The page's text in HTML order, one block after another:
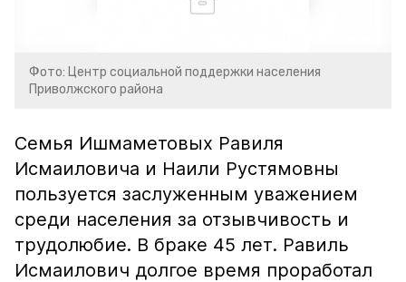
Фото: Центр социальной поддержки населения
Приволжского района
Семья Ишмаметовых Равиля
Исмаиловича и Наили Рустямовны
пользуется заслуженным уважением
среди населения за отзывчивость и
трудолюбие. В браке 45 лет. Равиль
Исмаилович долгое время проработал